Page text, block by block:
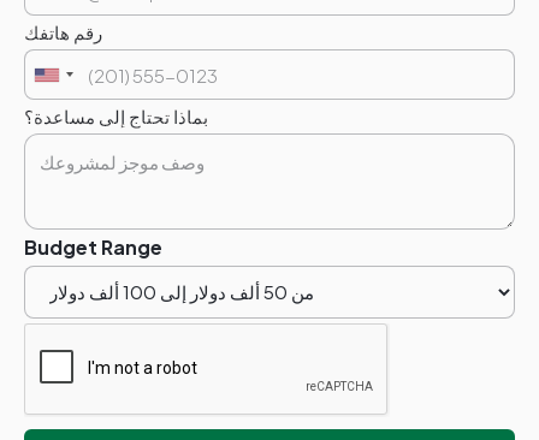
رقم هاتفك
بماذا تحتاج إلى مساعدة؟
Budget Range